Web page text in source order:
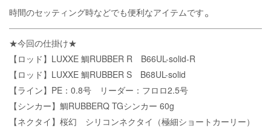
時間のセッティング時などでも便利なアイテムです。
★今回の仕掛け★
【ロッド】LUXXE 鯛RUBBER R B66UL-solid-R
【ロッド】LUXXE 鯛RUBBER S B68UL-solid
【ライン】PE：0.8号 リーダー：フロロ2.5号
【シンカー】鯛RUBBERQ TGシンカー 60g
【ネクタイ】桜幻 シリコンネクタイ（極細ショートカーリー）